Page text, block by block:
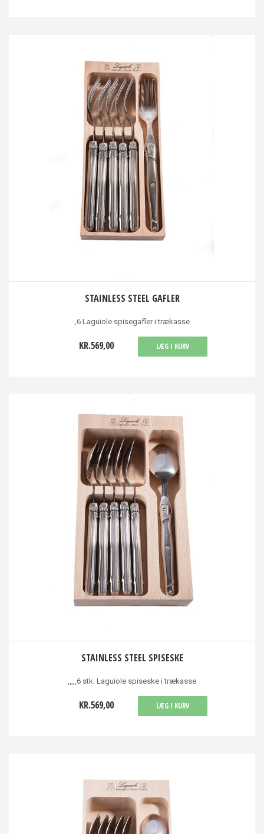
STAINLESS STEEL GAFLER
,6 Laguiole spisegafler i trækasse
KR.569,00 LÆG I KURV
STAINLESS STEEL SPISESKE
,,,,,6 stk. Laguiole spiseske i trækasse
KR.569,00 LÆG I KURV